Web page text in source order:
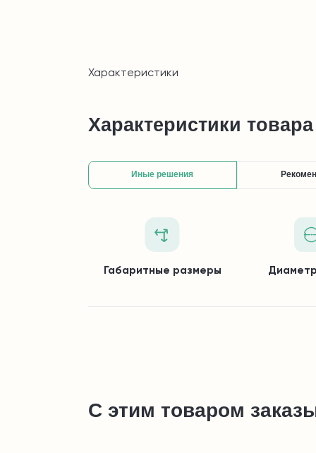
Характеристики
Характеристики товара
Иные решения
Габаритные размеры
С этим товаром